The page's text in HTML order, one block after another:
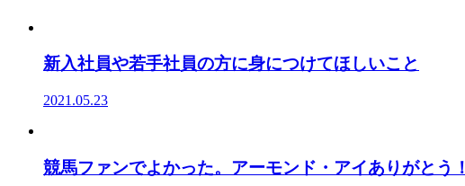
新入社員や若手社員の方に身につけてほしいこと
2021.05.23
競馬ファンでよかった。アーモンド・アイありがとう！